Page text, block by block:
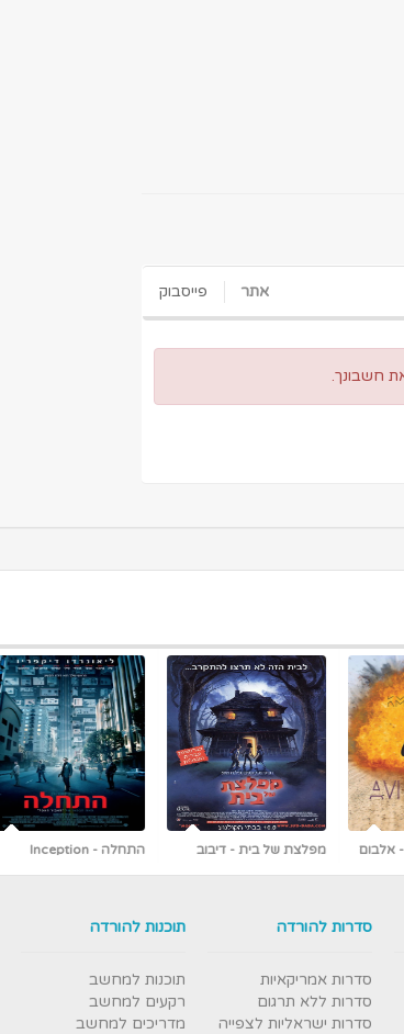
אתר פייסבוק
חשבונך.
התחלה - Inception
גשם של פלאפל 1 דיבוב
סדרות להורדה
סדרות אמריקאיות
סדרות ללא תרגום
סדרות ישראליות לצפייה
תוכנות להורדה
תוכנות למחשב
רקעים למחשב
מדריכים למחשב